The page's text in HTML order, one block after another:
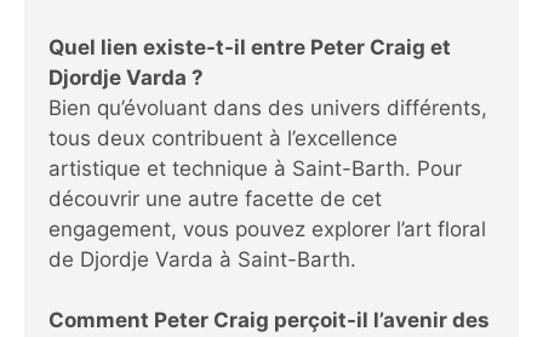
Quel lien existe-t-il entre Peter Craig et
Djordje Varda ?
Bien qu’évoluant dans des univers différents,
tous deux contribuent à l’excellence
artistique et technique à Saint-Barth. Pour
découvrir une autre facette de cet
engagement, vous pouvez explorer l’art floral
de Djordje Varda à Saint-Barth.
Comment Peter Craig perçoit-il l’avenir des